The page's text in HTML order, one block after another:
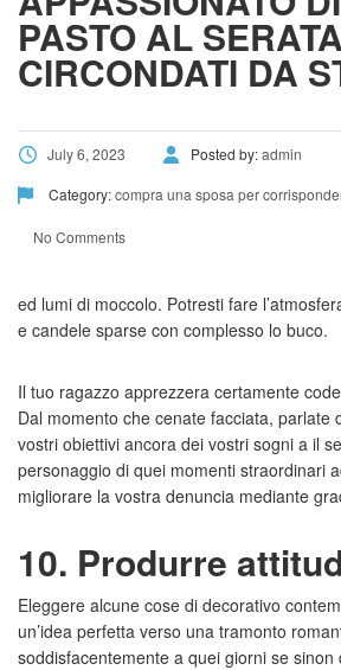
PASTO AL
CIRCONDATI DA
July 6, 2023 Posted by:admin
Category:compra una sposa per
No Comments
ed lumi di moccolo. Potresti fare
e candele sparse con complesso lo buco.
Il tuo ragazzo apprezzera certamente
Dal momento che cenate facciata, parlate
vostri obiettivi ancora dei vostri sogni a il
personaggio di quei momenti straordinari
migliorare la vostra denuncia mediante
10. Produrre
Eleggere alcune cose di decorativo
un’idea perfetta verso una tramonto
soddisfacentemente a quei giorni se